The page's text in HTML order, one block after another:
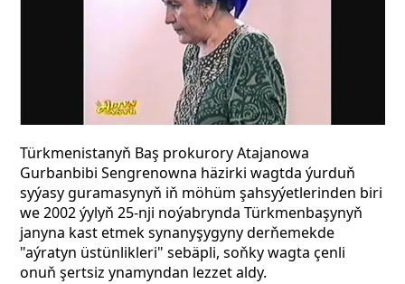
Türkmenistanyň Baş prokurory Atajanowa
Gurbanbibi Sengrenowna häzirki wagtda ýurduň
syýasy guramasynyň iň möhüm şahsyýetlerinden biri
we 2002 ýylyň 25-nji noýabrynda Türkmenbaşynyň
janyna kast etmek synanyşygyny derňemekde
"aýratyn üstünlikleri" sebäpli, soňky wagta çenli
onuň şertsiz ynamyndan lezzet aldy.